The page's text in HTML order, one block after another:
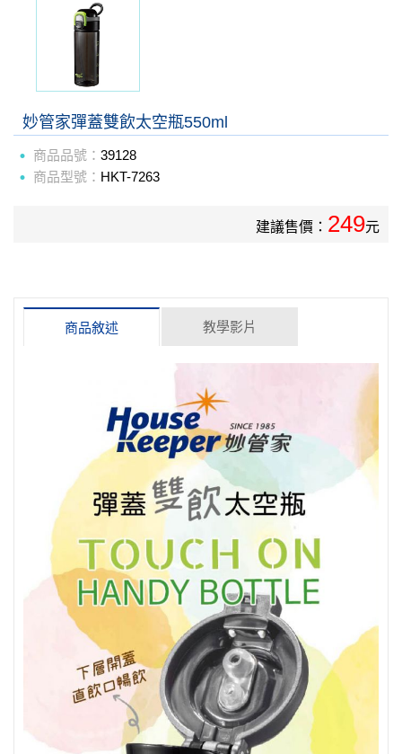
妙管家彈蓋雙飲太空瓶550ml
商品品號： 39128
商品型號： HKT-7263
建議售價： 249元
商品敘述 教學影片